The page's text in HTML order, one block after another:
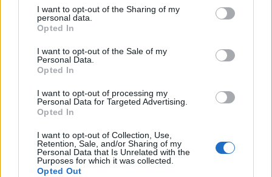
not limited to your visit or usage behaviour. You may click to
grant or deny consent to Google and its third-party tags to
use your data for below specified purposes in below Google
consent section.
I want to opt-out of the Sharing of my
personal data.
Opted In
I want to opt-out of the Sale of my
Personal Data.
Opted In
I want to opt-out of processing my
Personal Data for Targeted Advertising.
Opted In
I want to opt-out of Collection, Use,
Retention, Sale, and/or Sharing of my
Personal Data that Is Unrelated with the
Purposes for which it was collected.
Opted Out
tammikuussa 2025, kun päätin tehdä sivustosta
täysin uuden ennen sen siirtämistä uudelle
pinoilla ja on pilvitunnisteen Cloudflaren kautta.
Olen kiinnostunut monista aiheista ja ajan salliessa
tykkään tutkia ja blogata niistä kaikista, joten et
tule löytämään yhteistä teemaa koko sivustolta ;-)
Toivon myös, että voin esittää muiden kirjoittajien
sisältöä vieläkin enemmän vaihtelua varten, joten
et koskaan tiedä, mitä tänne saattaa ilmestyä ;-)